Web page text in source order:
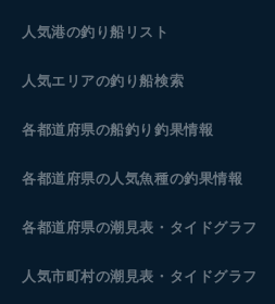
人気港の釣り船リスト
人気エリアの釣り船検索
各都道府県の船釣り釣果情報
各都道府県の人気魚種の釣果情報
各都道府県の潮見表 ・タイドグラフ
人気市町村の潮見表・タイドグラフ